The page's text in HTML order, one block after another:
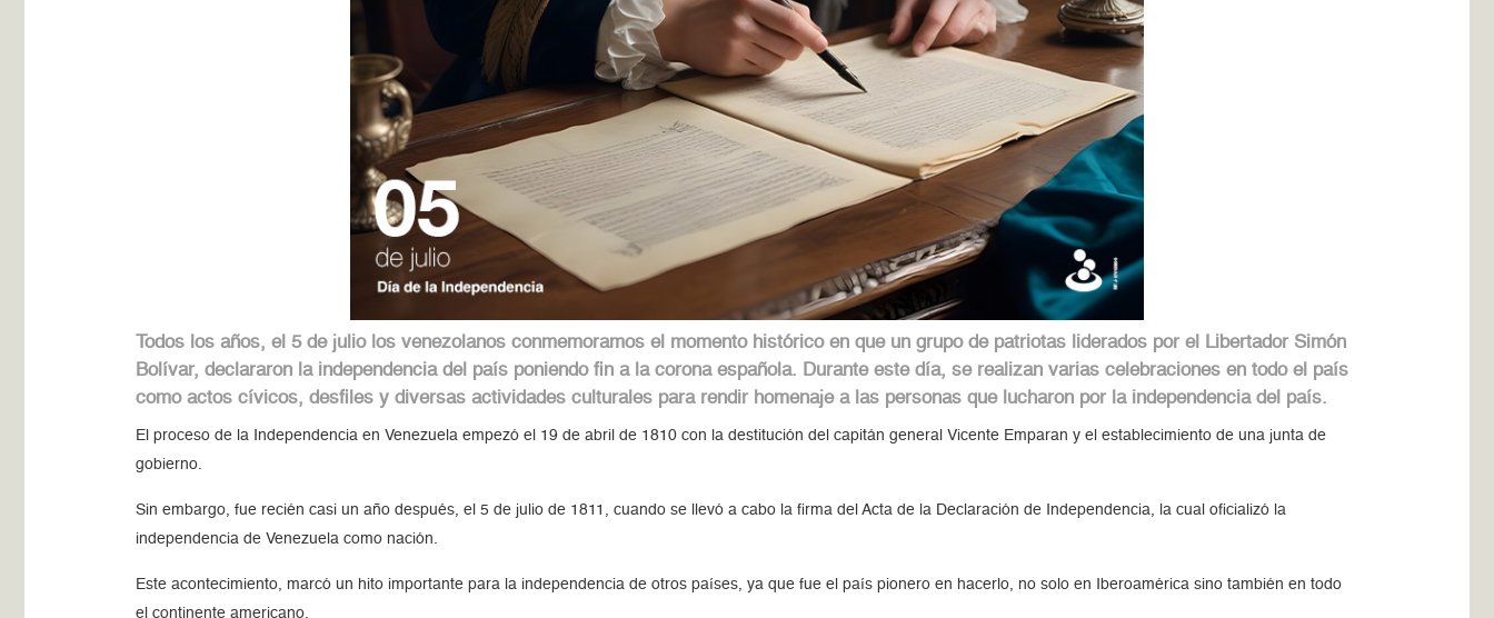
Todos los años, el 5 de julio los venezolanos conmemoramos el momento histórico en que un grupo de patriotas liderados por el Libertador Simón
Bolívar, declararon la independencia del país poniendo fin a la corona española. Durante este día, se realizan varias celebraciones en todo el país
como actos cívicos, desfiles y diversas actividades culturales para rendir homenaje a las personas que lucharon por la independencia del país.
El proceso de la Independencia en Venezuela empezó el 19 de abril de 1810 con la destitución del capitán general Vicente Emparan y el establecimiento de una junta de
gobierno.
Sin embargo, fue recién casi un año después, el 5 de julio de 1811, cuando se llevó a cabo la firma del Acta de la Declaración de Independencia, la cual oficializó la
independencia de Venezuela como nación.
Este acontecimiento, marcó un hito importante para la independencia de otros países, ya que fue el país pionero en hacerlo, no solo en Iberoamérica sino también en todo
el continente americano.